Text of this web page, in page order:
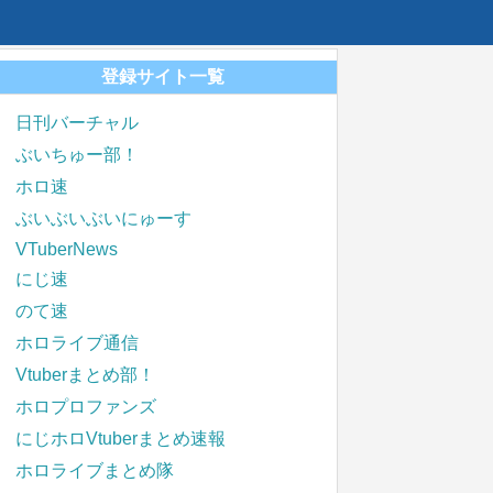
登録サイト一覧
日刊バーチャル
ぶいちゅー部！
ホロ速
ぶいぶいぶいにゅーす
VTuberNews
にじ速
のて速
ホロライブ通信
Vtuberまとめ部！
ホロプロファンズ
にじホロVtuberまとめ速報
ホロライブまとめ隊